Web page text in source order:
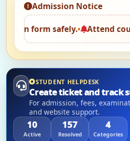
Admission Notice
safely.• Attend counselling
STUDENT HELPDESK
Create ticket and track
For admission, fees,
and website support.
10
Active
157
Resolved
4
Categories